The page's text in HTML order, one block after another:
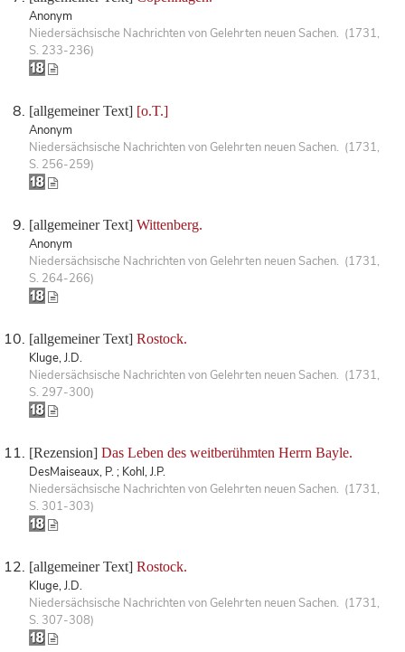
Anonym
Niedersächsische Nachrichten von Gelehrten neuen Sachen. (1731,
S. 233-236)
[allgemeiner Text] [o.T.]
Anonym
Niedersächsische Nachrichten von Gelehrten neuen Sachen. (1731,
S. 256-259)
[allgemeiner Text] Wittenberg.
Anonym
Niedersächsische Nachrichten von Gelehrten neuen Sachen. (1731,
S. 264-266)
[allgemeiner Text] Rostock.
Kluge, J.D.
Niedersächsische Nachrichten von Gelehrten neuen Sachen. (1731,
S. 297-300)
[Rezension] Das Leben des weitberühmten Herrn Bayle.
DesMaiseaux, P. ; Kohl, J.P.
Niedersächsische Nachrichten von Gelehrten neuen Sachen. (1731,
S. 301-303)
[allgemeiner Text] Rostock.
Kluge, J.D.
Niedersächsische Nachrichten von Gelehrten neuen Sachen. (1731,
S. 307-308)